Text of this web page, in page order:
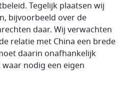
Tegelijk plaatsen wij
bijvoorbeeld over de
daar. Wij verwachten
relatie met China een brede
daarin onafhankelijk
nodig een eigen